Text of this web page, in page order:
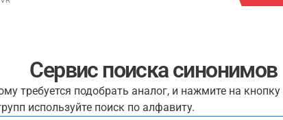
Сервис поиска синонимов
требуется подобрать аналог, и нажмите на
используйте поиск по алфавиту.